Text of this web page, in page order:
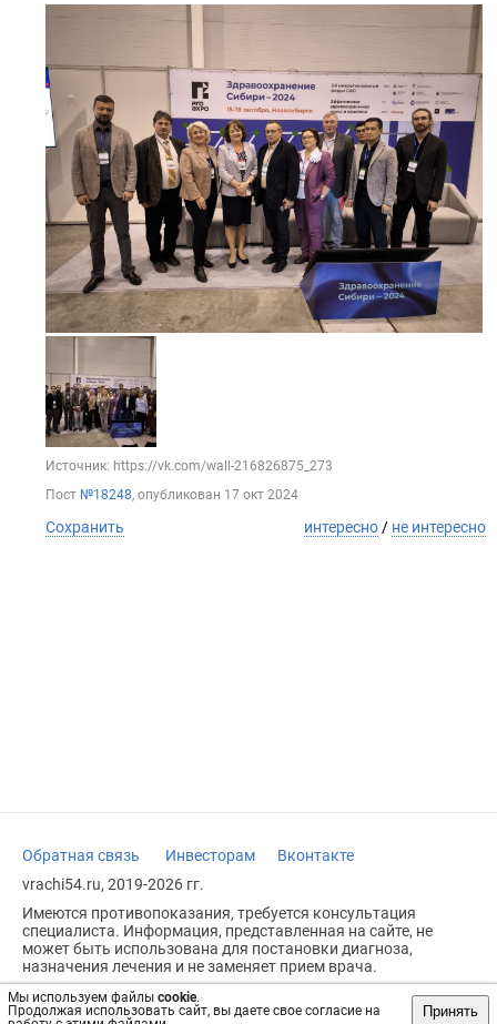
Мы используем файлы cookie.
Продолжая использовать сайт, вы даете свое согласие на
Принять
Источник: https://vk.com/wall-216826875_273
Пост №18248, опубликован 17 окт 2024
Сохранить интересно / не интересно
Обратная связь Инвесторам
Вконтакте
vrachi54.ru, 2019-2026 гг.
Имеются противопоказания, требуется консультация
специалиста. Информация, представленная на сайте, не
может быть использована для постановки диагноза,
назначения лечения и не заменяет прием врача.
Возрастное ограничение: 18+